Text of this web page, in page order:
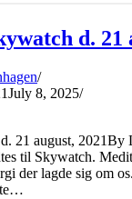
d. 21
July 8, 2025
21 august,
til Skywatch.
der lagde sig om